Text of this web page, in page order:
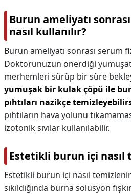
Burun ameliyatı
nasıl kullanılır?
Burun ameliyatı sonrası serum
Doktorunuzun önerdiği
merhemleri sürüp bir süre
yumuşak bir kulak çöpü ile
pıhtıları nazikçe
pıhtıların hava yolunu
izotonik sıvılar kullanılabilir.
Estetikli burun içi nasıl
Estetikli burun içi nasıl
sıkıldığında burna solüsyon